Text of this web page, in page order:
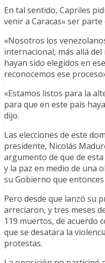
En tal sentido, Capriles
venir a Caracas» ser
«Nosotros los
internacional, más allá
hayan sido elegidos en
reconocemos ese
«Estamos listos para la
para que en este país
dijo.
Las elecciones de este
presidente, Nicolás
argumento de que de
y la paz en medio de una
su Gobierno que
Pero desde que lanzó su
arreciaron, y tres meses
119 muertos, de acuerdo
que se desatara la
protestas.